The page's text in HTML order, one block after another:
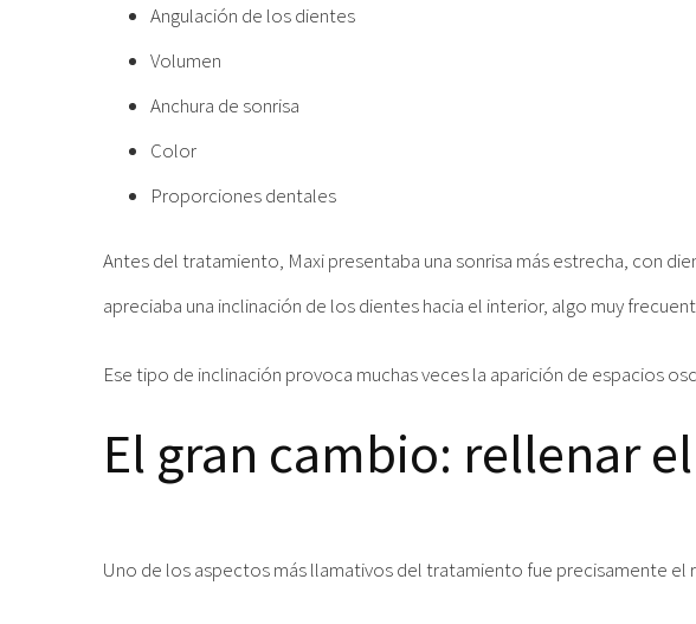
Angulación de los dientes
Volumen
Anchura de sonrisa
Color
Proporciones dentales
Antes del tratamiento, Maxi presentaba una sonrisa más estrecha, con
apreciaba una inclinación de los dientes hacia el interior, algo muy
Ese tipo de inclinación provoca muchas veces la aparición de espacios
El gran cambio: rellenar
Uno de los aspectos más llamativos del tratamiento fue precisamente